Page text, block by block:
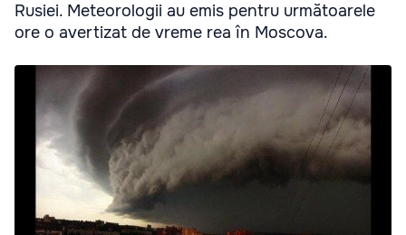
Rusiei. Meteorologii au emis pentru următoarele
ore o avertizat de vreme rea în Moscova.